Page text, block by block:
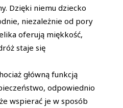
Dzięki niemu dziecko
niezależnie od pory
oferują miękkość,
staje się
główną funkcją
odpowiednio
wspierać je w sposób